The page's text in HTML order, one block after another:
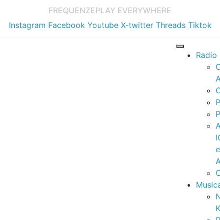
FREQUENZEPLAY EVERYWHERE
Instagram Facebook Youtube X-twitter Threads Tiktok
Radio
e